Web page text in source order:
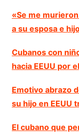
«Se me
a su esposa e
Cubanos con
hacia EEUU por
Emotivo abrazo
su hijo en EEUU
El cubano que